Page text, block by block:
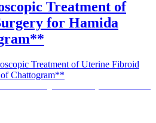
Treatment of
for Hamida
Treatment of Uterine Fibroid
Chattogram**